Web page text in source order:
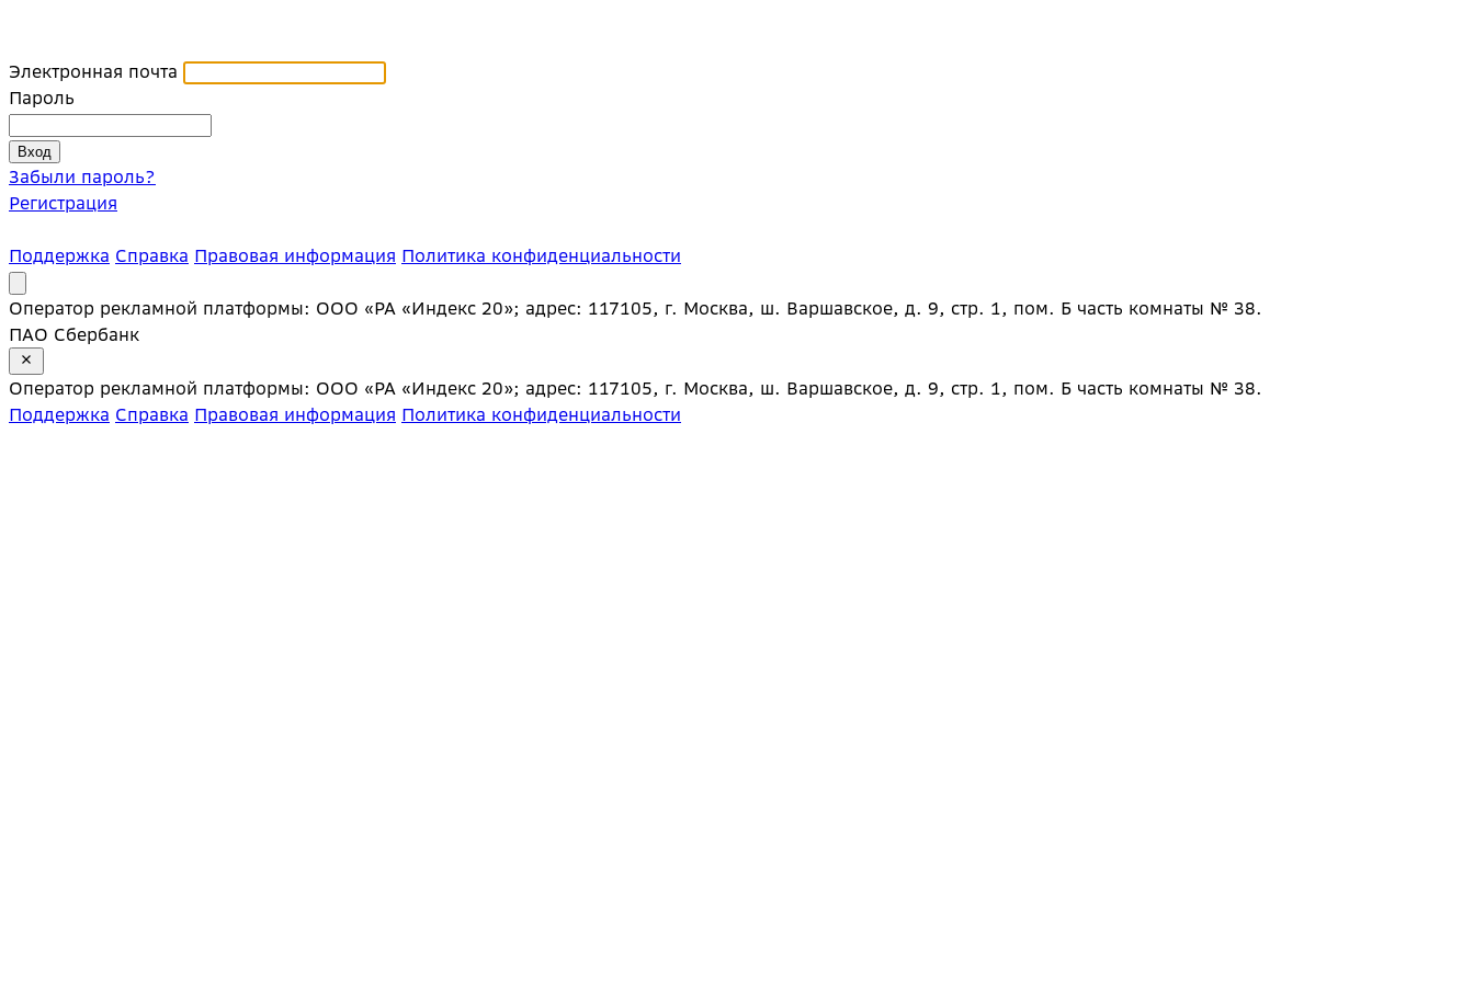
Электронная почта
Пароль
Забыли пароль?
Регистрация
Поддержка Справка Правовая информация Политика конфиденциальности
Оператор рекламной платформы: ООО «РА «Индекс 20»; адрес: 117105, г. Москва, ш. Варшавское, д. 9, стр. 1, пом. Б часть комнаты № 38.
ПАО Сбербанк
Оператор рекламной платформы: ООО «РА «Индекс 20»; адрес: 117105, г. Москва, ш. Варшавское, д. 9, стр. 1, пом. Б часть комнаты № 38.
Поддержка Справка Правовая информация Политика конфиденциальности